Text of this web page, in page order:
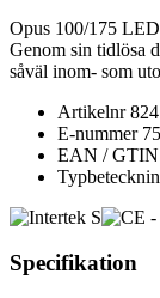
Opus 100/175
Genom sin tidlösa
såväl inom- som
Artikelnr
E-nummer
EAN / GTIN
Specifikation